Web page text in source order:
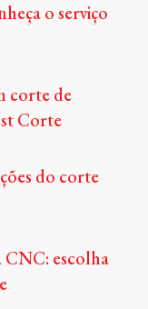
o serviço
corte de
Corte
do corte
CNC: escolha